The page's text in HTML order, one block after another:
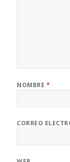
NOMBRE *
CORREO